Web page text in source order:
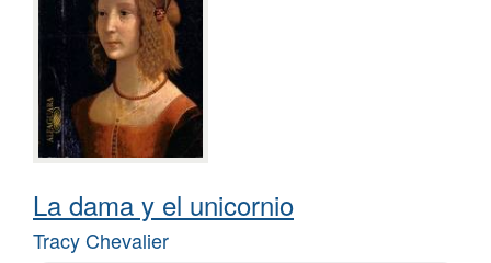
La dama y el unicornio
Tracy Chevalier